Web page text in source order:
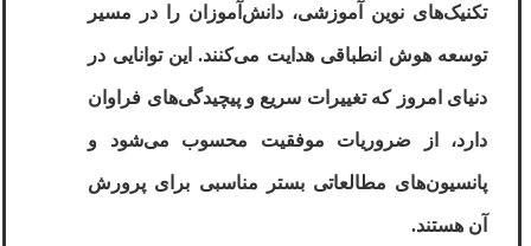
تکنیک‌های نوین آموزشی، دانش‌آموزان را در مسیر
توسعه هوش انطباقی هدایت می‌کنند. این توانایی در
دنیای امروز که تغییرات سریع و پیچیدگی‌های فراوان
دارد، از ضروریات موفقیت محسوب می‌شود و
پانسیون‌های مطالعاتی بستر مناسبی برای پرورش
آن هستند.